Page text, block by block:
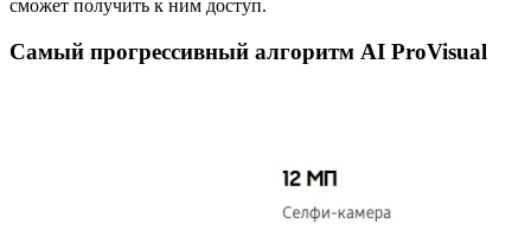
сможет получить к ним доступ.
Самый прогрессивный алгоритм AI ProVisual